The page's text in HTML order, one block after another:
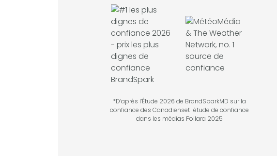
*D’après l’Étude 2026 de BrandSparkMD sur la
confiance des Canadienset l'étude de confiance
dans les médias Pollara 2025